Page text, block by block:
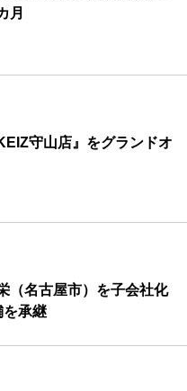
月
守山店』をグランドオ
（名古屋市）を子会社化
を承継